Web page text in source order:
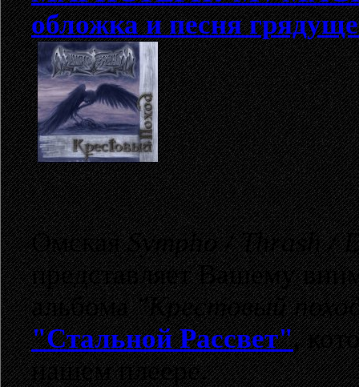
обложка и песня
ОмскаяSympho / Thrash /
представляет Вашему
альбома"Крестовый
"Стальной Рассвет",
нашем плеере.